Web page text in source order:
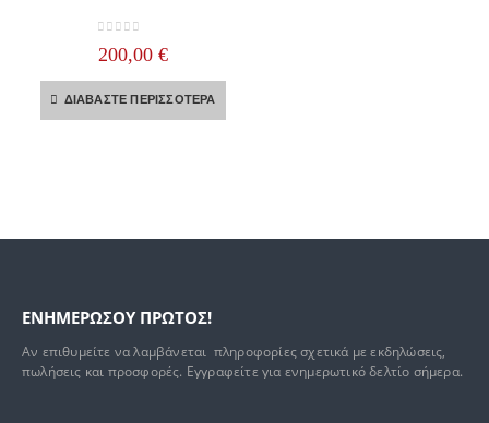
200,00€
ΔΙΑΒΆΣΤΕ ΠΕΡΙΣΣΌΤΕΡΑ
ΕΝΗΜΕΡΩΣΟΥ ΠΡΩΤΟΣ!
Αν επιθυμείτε να λαμβάνεται πληροφορίες σχετικά με εκδηλώσεις,
πωλήσεις και προσφορές. Εγγραφείτε για ενημερωτικό δελτίο σήμερα.